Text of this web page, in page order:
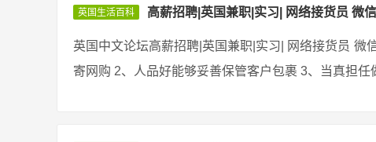
英国生活百科 高薪招聘|英国兼职|实习| 网络接货员 微
英国中文论坛高薪招聘|英国兼职|实习| 网络接货员 微
寄网购 2、人品好能够妥善保管客户包裹 3、当真担